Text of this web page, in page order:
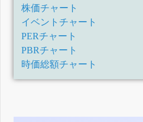
株価チャート
イベントチャート
PERチャート
PBRチャート
時価総額チャート